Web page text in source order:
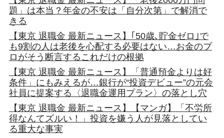
題」は本当？年金の不安は「自分次第」で解消で
きる
【東京 退職金 最新ニュース】｢50歳､貯金ゼロ｣で
も9割の人は老後を心配する必要はない…お金のプ
ロがそう断言するこれだけの根拠
【東京 退職金 最新ニュース】「普通預金よりは好
条件」にもみえるが…銀行が“投資デビュー”の元会
社員に提案する〈退職金運用プラン〉の落とし穴
【東京 退職金 最新ニュース】【マンガ】「不労所
得なんてズルい！」投資を嫌う人が見落としてい
る重大な事実